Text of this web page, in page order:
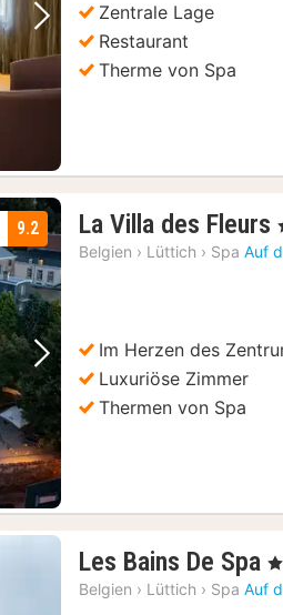
Nächstes Bild
Zentrale Lage
Restaurant
Therme von Spa
Nächstes Bild
9.2 La Villa des Fleurs ,
Belgien › Lüttich › Spa Auf
Im Herzen des
Luxuriöse Zimmer
Thermen von Spa
Les Bains De Spa 1
,
Belgien › Lüttich › Spa Auf